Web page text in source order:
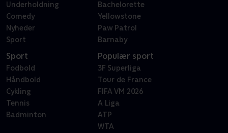
Underholdning
Comedy
Nyheder
Sport
Bachelorette
Yellowstone
Paw Patrol
Barnaby
Sport
Fodbold
Håndbold
Cykling
Tennis
Badminton
Populær sport
3F Superliga
Tour de France
FIFA VM 2026
A Liga
ATP
WTA